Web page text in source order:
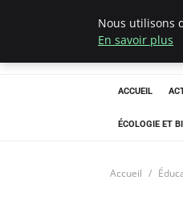
ACCUEIL
ÉCOLOGIE ET
Accueil
Nous utilisons
En savoir plus